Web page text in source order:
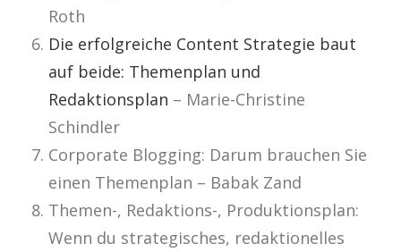
Roth
Die erfolgreiche Content Strategie baut
auf beide: Themenplan und
Redaktionsplan – Marie-Christine
Schindler
Corporate Blogging: Darum brauchen Sie
einen Themenplan – Babak Zand
Themen-, Redaktions-, Produktionsplan:
Wenn du strategisches, redaktionelles